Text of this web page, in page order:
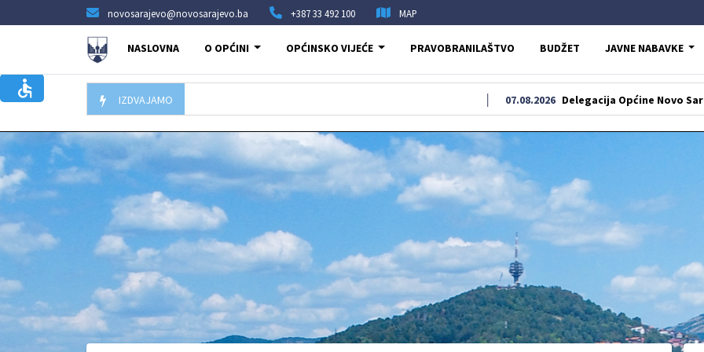
novosarajevo@novosarajevo.ba +387 33 492 100 MAP
NASLOVNA O OPĆINI OPĆINSKO VIJEĆE PRAVOBRANILAŠTVO BUDŽET JAVNE NABAVKE
IZDVAJAMO Delegacija Općine Novo Sarajevo